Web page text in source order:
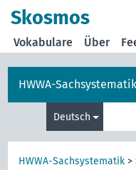
Skosmos
Vokabulare Über
HWWA-Sachsystematik
Deutsch
HWWA-Sachsystematik >